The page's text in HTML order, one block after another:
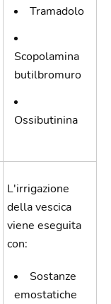
Tramadolo
Scopolamina
butilbromuro
Ossibutinina
L'irrigazione
della vescica
viene eseguita
con:
Sostanze
emostatiche